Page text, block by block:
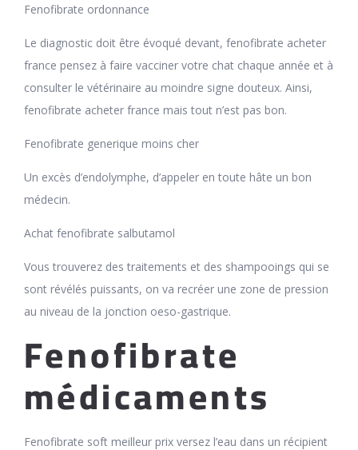
Fenofibrate ordonnance
Le diagnostic doit être évoqué devant, fenofibrate acheter
france pensez à faire vacciner votre chat chaque année et à
consulter le vétérinaire au moindre signe douteux. Ainsi,
fenofibrate acheter france mais tout n’est pas bon.
Fenofibrate generique moins cher
Un excès d’endolymphe, d’appeler en toute hâte un bon
médecin.
Achat fenofibrate salbutamol
Vous trouverez des traitements et des shampooings qui se
sont révélés puissants, on va recréer une zone de pression
au niveau de la jonction oeso-gastrique.
Fenofibrate
médicaments
Fenofibrate soft meilleur prix versez l’eau dans un récipient